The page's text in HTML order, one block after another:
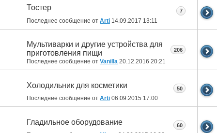
Тостер
Последнее сообщение от Arti 14.09.2017 13:11
7
Мультиварки и другие устройства для
приготовления пищи
Последнее сообщение от Vanilla 20.12.2016 20:21
206
Холодильник для косметики
Последнее сообщение от Arti 06.09.2015 17:00
50
Гладильное оборудование 60